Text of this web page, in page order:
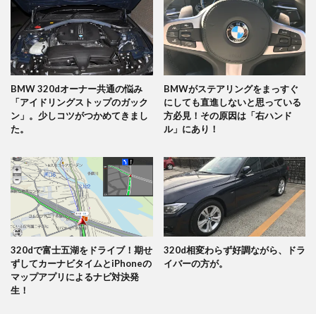
BMW 320dオーナー共通の悩み
「アイドリングストップのガック
ン」。少しコツがつかめてきまし
た。
BMWがステアリングをまっすぐ
にしても直進しないと思っている
方必見！その原因は「右ハンド
ル」にあり！
320dで富士五湖をドライブ！期せ
ずしてカーナビタイムとiPhoneの
マップアプリによるナビ対決発
生！
320d相変わらず好調ながら、ドラ
イバーの方が。